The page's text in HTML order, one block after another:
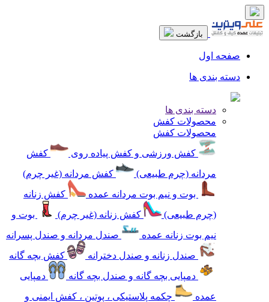
بازگشت
صفحه اول
دسته بندی ها
دسته بندی ها
محصولات کفش
محصولات کفش
کفش ورزشی و کفش پیاده روی
کفش
مردانه (چرم طبیعی)
کفش مردانه (غیر چرم)
بوت و نیم بوت مردانه عمده
کفش زنانه
(چرم طبیعی)
کفش زنانه (غیر چرم)
بوت و
نیم بوت زنانه عمده
صندل مردانه و صندل پسرانه
صندل زنانه و صندل دخترانه
کفش بچه گانه
دمپایی بچه گانه و صندل بچه گانه
دمپایی
عمده
چکمه پلاستیکی ، پوتین ، کفش ایمنی و